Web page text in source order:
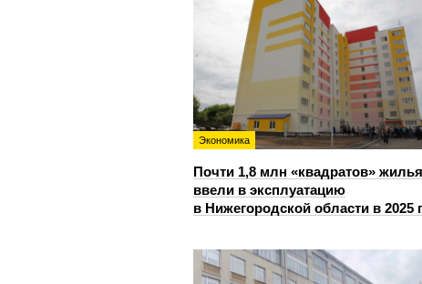
Экономика
Почти 1,8 млн «квадратов» жилья
ввели в эксплуатацию
в Нижегородской области в 2025